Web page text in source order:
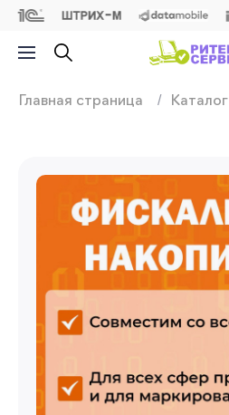
Главная страница Каталог